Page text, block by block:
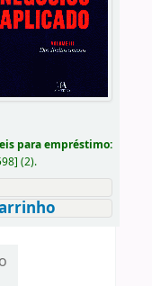
para empréstimo:
] (2).